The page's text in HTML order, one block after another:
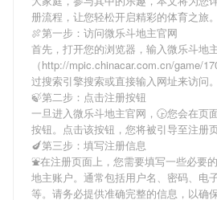
册流程，让您轻松开启精彩的体育之旅。
🍖第一步：访问微乐斗地主官网
首先，打开您的浏览器，输入微乐斗地
（http://mpic.chinacar.com.cn/game/
过搜索引擎搜索或直接输入网址来访问。
🍃第二步：点击注册按钮
一旦进入微乐斗地主官网，🕞您会在页
按钮。点击该按钮，您将被引导至注册页
🍆第三步：填写注册信息
⛲️在注册页面上，您需要填写一些必要
地主账户。通常包括用户名、密码、电
等。请务必提供准确完整的信息，以确